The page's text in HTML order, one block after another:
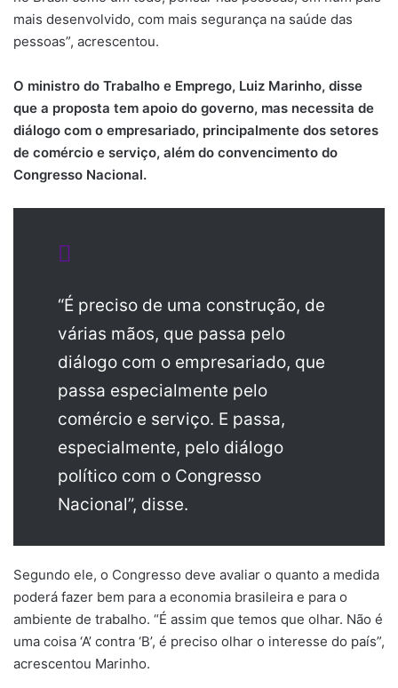
mais desenvolvido, com mais segurança na saúde das
pessoas”, acrescentou.
O ministro do Trabalho e Emprego, Luiz Marinho, disse
que a proposta tem apoio do governo, mas necessita de
diálogo com o empresariado, principalmente dos setores
de comércio e serviço, além do convencimento do
Congresso Nacional.
“É preciso de uma construção, de
várias mãos, que passa pelo
diálogo com o empresariado, que
passa especialmente pelo
comércio e serviço. E passa,
especialmente, pelo diálogo
político com o Congresso
Nacional”, disse.
Segundo ele, o Congresso deve avaliar o quanto a medida
poderá fazer bem para a economia brasileira e para o
ambiente de trabalho. “É assim que temos que olhar. Não é
uma coisa ‘A’ contra ‘B’, é preciso olhar o interesse do país”,
acrescentou Marinho.